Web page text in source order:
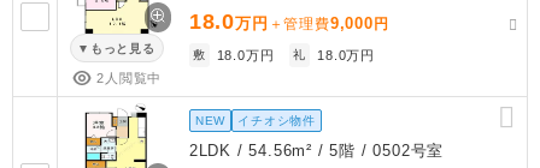
もっと見る
2人閲覧中
18.0万円 ＋管理費9,000 円
敷 18.0万円 礼 18.0万円
NEW イチオシ物件
2LDK / 54.56m² / 5階 / 0502号室